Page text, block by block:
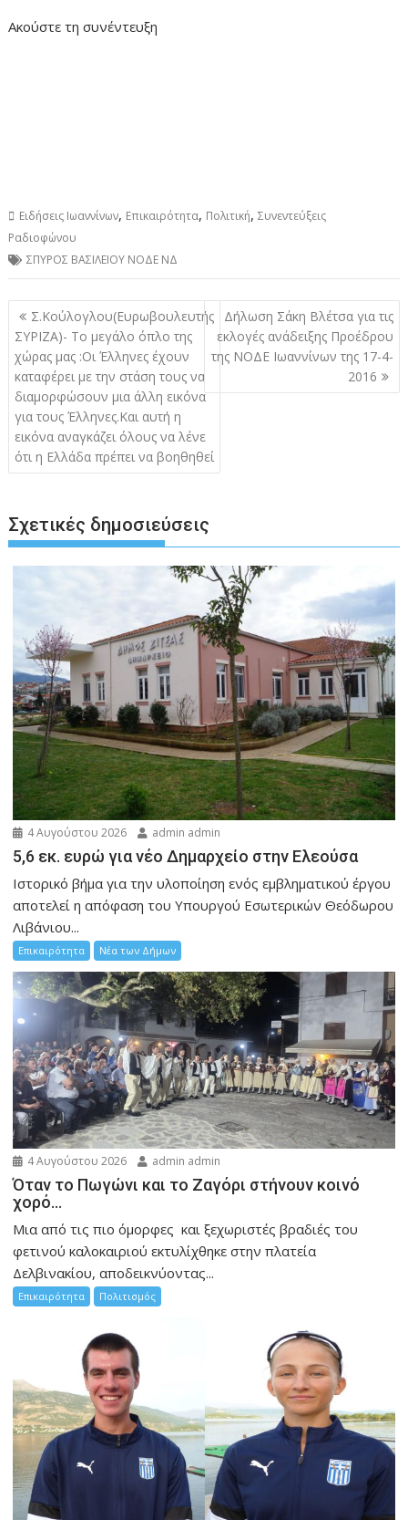
Ακούστε τη συνέντευξη
Ειδήσεις Ιωαννίνων, Επικαιρότητα, Πολιτική,Συνεντεύξεις
Ραδιοφώνου
ΣΠΥΡΟΣ ΒΑΣΙΛΕΙΟΥ ΝΟΔΕ ΝΔ
Πλοήγηση
άρθρων
Σ.Κούλογλου(Ευρωβουλευτής
ΣΥΡΙΖΑ)- Το μεγάλο όπλο της
χώρας μας :Οι Έλληνες έχουν
καταφέρει με την στάση τους να
διαμορφώσουν μια άλλη εικόνα
για τους Έλληνες.Και αυτή η
εικόνα αναγκάζει όλους να λένε
ότι η Ελλάδα πρέπει να βοηθηθεί
Δήλωση Σάκη Βλέτσα για τις
εκλογές ανάδειξης Προέδρου
της ΝΟΔΕ Ιωαννίνων της 17-4-
2016
Σχετικές δημοσιεύσεις
4 Αυγούστου 2026 admin admin
5,6 εκ. ευρώ για νέο Δημαρχείο στην Ελεούσα
Ιστορικό βήμα για την υλοποίηση ενός εμβληματικού έργου
αποτελεί η απόφαση του Υπουργού Εσωτερικών Θεόδωρου
Λιβάνιου...
Επικαιρότητα Νέα των Δήμων
4 Αυγούστου 2026 admin admin
Όταν το Πωγώνι και το Ζαγόρι στήνουν κοινό
χορό…
Μια από τις πιο όμορφες και ξεχωριστές βραδιές του
φετινού καλοκαιριού εκτυλίχθηκε στην πλατεία
Δελβινακίου, αποδεικνύοντας...
Επικαιρότητα Πολιτισμός